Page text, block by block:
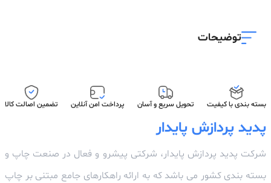
توضیحات
بسته بندی با کیفیت تحویل سریع و آسان پرداخت امن آنلاین تضمین اصالت کالا
پدید پردازش پایدار
شرکت پدید پردازش پایدار، شرکتی پیشرو و فعال در صنعت چاپ و
بسته بندی کشور می باشد که به ارائه راهکارهای جامع مبتنی بر چاپ